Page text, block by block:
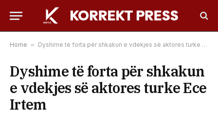
Home » Dyshime të forta për shkakun e vdekjes së aktores turke Ece Irtem
Dyshime të forta për shkakun
e vdekjes së aktores turke Ece
Irtem